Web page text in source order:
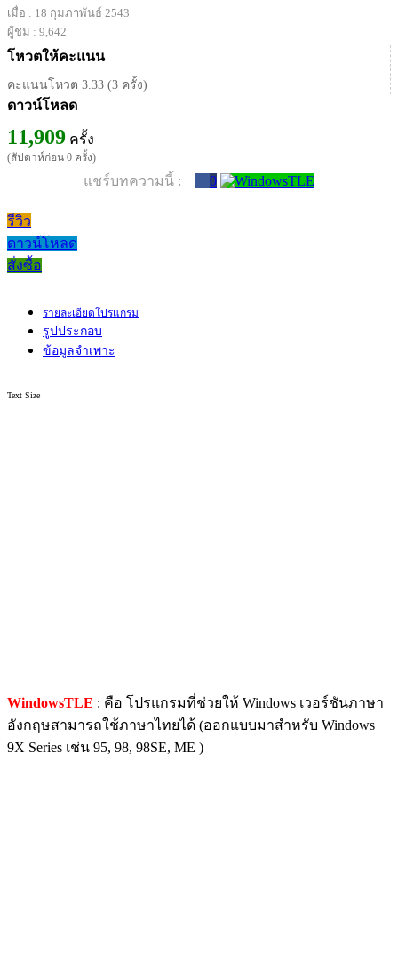
เมื่อ : 18 กุมภาพันธ์ 2543
ผู้ชม : 9,642
โหวตให้คะแนน
คะแนนโหวต 3.33 (3 ครั้ง)
ดาวน์โหลด
11,909 ครั้ง
(สัปดาห์ก่อน 0 ครั้ง)
แชร์บทความนี้ : 0
รีวิว
ดาวน์โหลด
สั่งซื้อ
รายละเอียดโปรแกรม
รูปประกอบ
ข้อมูลจำเพาะ
Text Size
WindowsTLE : คือ โปรแกรมที่ช่วยให้ Windows เวอร์ชันภาษา
อังกฤษสามารถใช้ภาษาไทยได้ (ออกแบบมาสำหรับ Windows
9X Series เช่น 95, 98, 98SE, ME )